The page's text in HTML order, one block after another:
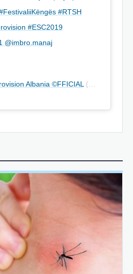
#RTSH
#ESC2019
@imbro.manaj
Albania ©FFICIAL(@eurovisionalbania) on